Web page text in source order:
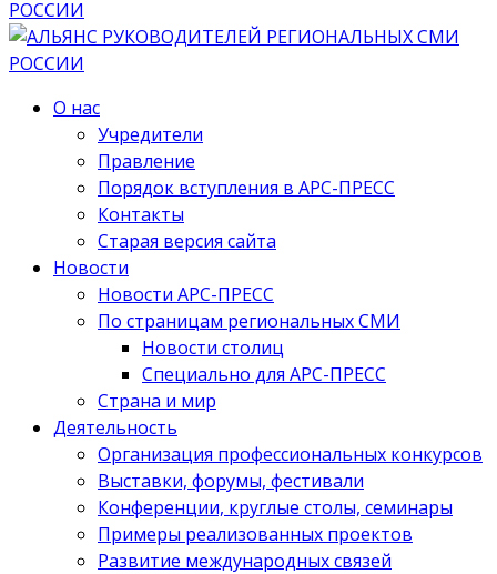
О нас
Учредители
Правление
Порядок вступления в АРС-ПРЕСС
Контакты
Старая версия сайта
Новости
Новости АРС-ПРЕСС
По страницам региональных СМИ
Новости столиц
Специально для АРС-ПРЕСС
Страна и мир
Деятельность
Организация профессиональных конкурсов
Выставки, форумы, фестивали
Конференции, круглые столы, семинары
Примеры реализованных проектов
Развитие международных связей